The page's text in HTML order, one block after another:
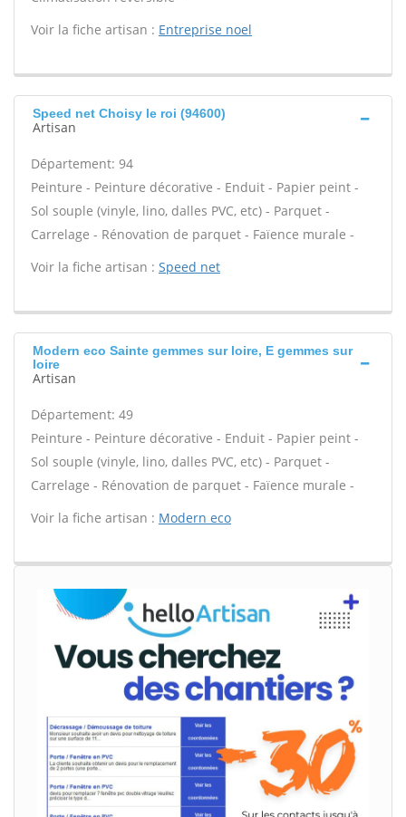
Voir la fiche artisan : Entreprise noel
Speed net Choisy le roi (94600)
Artisan
Département: 94
Peinture - Peinture décorative - Enduit - Papier peint -
Sol souple (vinyle, lino, dalles PVC, etc) - Parquet -
Carrelage - Rénovation de parquet - Faïence murale -
Voir la fiche artisan : Speed net
Modern eco Sainte gemmes sur loire, E gemmes sur
loire
Artisan
Département: 49
Peinture - Peinture décorative - Enduit - Papier peint -
Sol souple (vinyle, lino, dalles PVC, etc) - Parquet -
Carrelage - Rénovation de parquet - Faïence murale -
Voir la fiche artisan : Modern eco